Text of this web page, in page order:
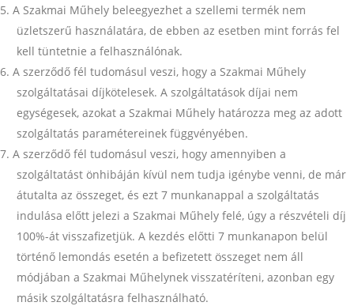
A Szakmai Műhely beleegyezhet a szellemi termék nem
üzletszerű használatára, de ebben az esetben mint forrás fel
kell tüntetnie a felhasználónak.
A szerződő fél tudomásul veszi, hogy a Szakmai Műhely
szolgáltatásai díjkötelesek. A szolgáltatások díjai nem
egységesek, azokat a Szakmai Műhely határozza meg az adott
szolgáltatás paramétereinek függvényében.
A szerződő fél tudomásul veszi, hogy amennyiben a
szolgáltatást önhibáján kívül nem tudja igénybe venni, de már
átutalta az összeget, és ezt 7 munkanappal a szolgáltatás
indulása előtt jelezi a Szakmai Műhely felé, úgy a részvételi díj
100%-át visszafizetjük. A kezdés előtti 7 munkanapon belül
történő lemondás esetén a befizetett összeget nem áll
módjában a Szakmai Műhelynek visszatéríteni, azonban egy
másik szolgáltatásra felhasználható.